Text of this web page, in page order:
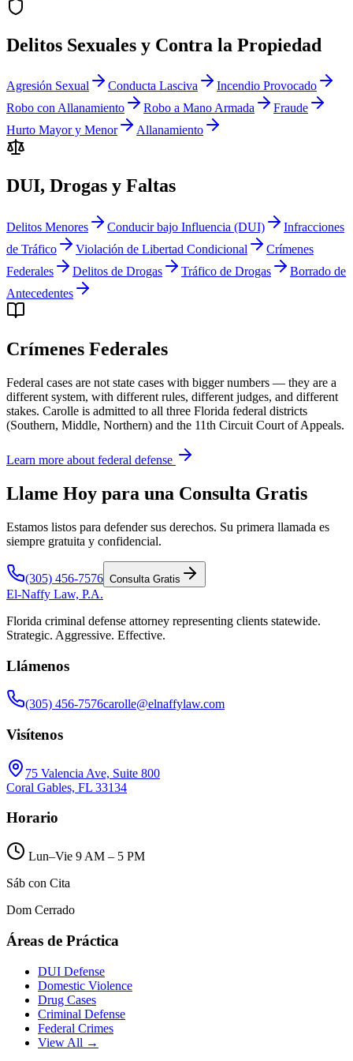
Delitos Sexuales y Contra la Propiedad
Agresión Sexual Conducta Lasciva
Incendio Provocado
Robo con Allanamiento
Robo a Mano Armada
Fraude
Hurto Mayor y Menor
Allanamiento
DUI, Drogas y Faltas
Delitos Menores Conducir bajo Influencia (DUI)
Infracciones
de Tráfico
Violación de Libertad Condicional
Crímenes
Federales
Delitos de Drogas Tráfico de Drogas
Borrado de
Antecedentes
Crímenes Federales
Federal cases are not state cases with bigger numbers — they are a
different system, with different rules, different judges, and different
stakes. Carolle is admitted to all three Florida federal districts
(Southern, Middle, Northern) and the 11th Circuit Court of Appeals.
Learn more about federal defense
Llame Hoy para una Consulta Gratis
Estamos listos para defender sus derechos. Su primera llamada es
siempre gratuita y confidencial.
(305) 456-7576 Consulta Gratis
El-Naffy Law, P.A.
Florida criminal defense attorney representing clients statewide.
Strategic. Aggressive. Effective.
Llámenos
(305) 456-7576carolle@elnaffylaw.com
Visítenos
75 Valencia Ave, Suite 800
Coral Gables, FL 33134
Horario
Lun–Vie 9 AM – 5 PM
Sáb con Cita
Dom Cerrado
Áreas de Práctica
DUI Defense
Domestic Violence
Drug Cases
Criminal Defense
Federal Crimes
View All →